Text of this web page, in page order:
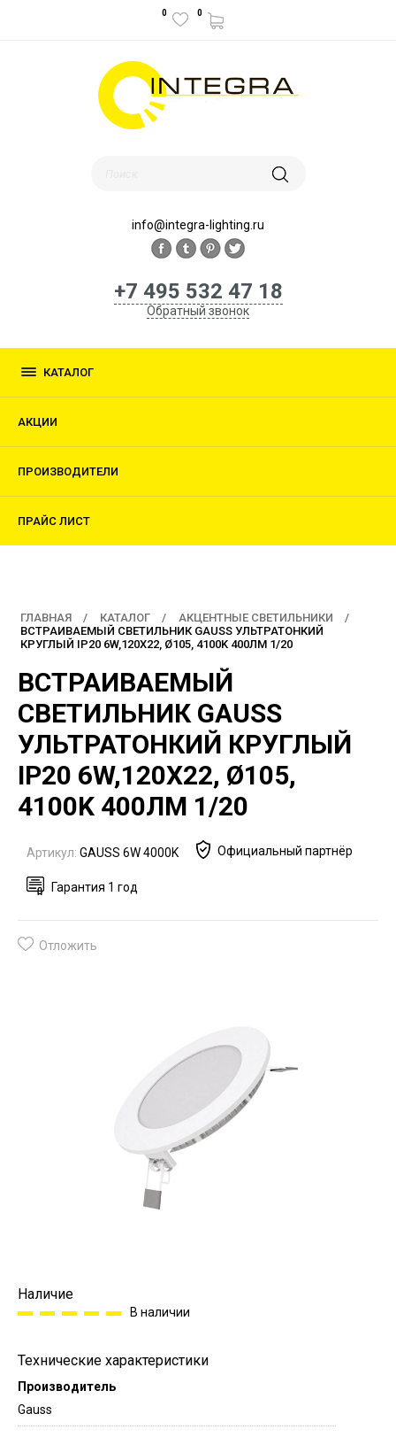
0 0
info@integra-lighting.ru
+7 495 532 47 18
Обратный звонок
КАТАЛОГ
АКЦИИ
ПРОИЗВОДИТЕЛИ
ПРАЙС ЛИСТ
ГЛАВНАЯ КАТАЛОГ
АКЦЕНТНЫЕ СВЕТИЛЬНИКИ
ВСТРАИВАЕМЫЙ СВЕТИЛЬНИК GAUSS УЛЬТРАТОНКИЙ
КРУГЛЫЙ IP20 6W,120Х22, Ø105, 4100K 400ЛМ 1/20
ВСТРАИВАЕМЫЙ
СВЕТИЛЬНИК GAUSS
УЛЬТРАТОНКИЙ КРУГЛЫЙ
IP20 6W,120Х22, Ø105,
4100K 400ЛМ 1/20
Артикул: GAUSS 6W 4000K Официальный партнёр
Гарантия 1 год
Отложить
Наличие
В наличии
Технические характеристики
Производитель
Gauss